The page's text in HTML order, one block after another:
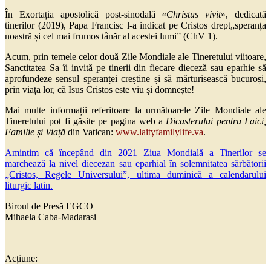
În Exortația apostolică post-sinodală «Christus vivit», dedicată
tinerilor (2019), Papa Francisc l-a indicat pe Cristos drept„speranța
noastră și cel mai frumos tânăr al acestei lumi” (ChV 1).
Acum, prin temele celor două Zile Mondiale ale Tineretului viitoare,
Sanctitatea Sa îi invită pe tinerii din fiecare dieceză sau eparhie să
aprofundeze sensul speranței creștine și să mărturisească bucuroși,
prin viața lor, că Isus Cristos este viu și domnește!
Mai multe informații referitoare la următoarele Zile Mondiale ale
Tineretului pot fi găsite pe pagina web a Dicasterului pentru Laici
Familie și Viață din Vatican: www.laityfamilylife.va.
Amintim că începând din 2021 Ziua Mondială a Tinerilor se
marchează la nivel diecezan sau eparhial în solemnitatea sărbătorii
„Cristos, Regele Universului”, ultima duminică a calendarului
liturgic latin.
Biroul de Presă EGCO
Mihaela Caba-Madarasi
Acțiune: